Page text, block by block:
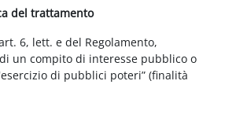
del trattamento
6, lett. e del Regolamento,
un compito di interesse pubblico o
di pubblici poteri” (finalità